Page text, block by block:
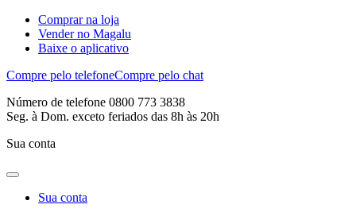
Comprar na loja
Vender no Magalu
Baixe o aplicativo
Compre pelo telefoneCompre pelo chat
Número de telefone 0800 773 3838
Seg. à Dom. exceto feriados das 8h às 20h
Sua conta
Sua conta